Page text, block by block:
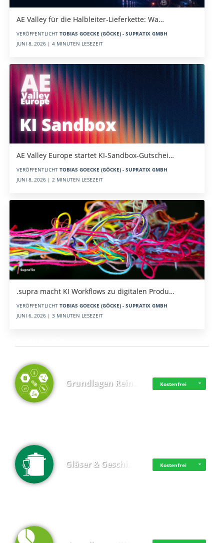
AE Valley für die Halbleiter-Lieferkette: Wa…
VERÖFFENTLICHT TOBIAS GOECKE (GÖCKE) - SUPRATIX GMBH
JUNI 8, 2026 | 4 MINUTEN LESEZEIT
AE Valley Europe startet KI-Sandbox-Gutschei…
VERÖFFENTLICHT TOBIAS GOECKE (GÖCKE) - SUPRATIX GMBH
JUNI 8, 2026 | 2 MINUTEN LESEZEIT
.supra macht KI Workflows zu digitalen Produ…
VERÖFFENTLICHT TOBIAS GOECKE (GÖCKE) - SUPRATIX GMBH
JUNI 6, 2026 | 3 MINUTEN LESEZEIT
Grundlagen Rein… Kostenfrei
Gläser & Geschi… Kostenfrei